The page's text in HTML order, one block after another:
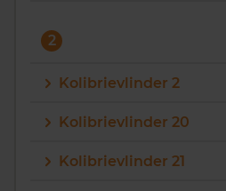
2
Kolibrievlinder 2
Kolibrievlinder 20
Kolibrievlinder 21